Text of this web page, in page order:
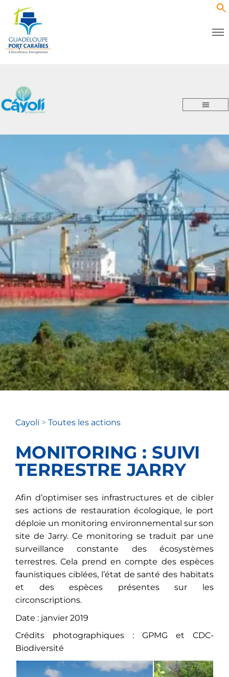
Cayoli > Toutes les actions
MONITORING : SUIVI
TERRESTRE JARRY
Afin d’optimiser ses infrastructures et de cibler
ses actions de restauration écologique, le port
déploie un monitoring environnemental sur son
site de Jarry. Ce monitoring se traduit par une
surveillance constante des écosystèmes
terrestres. Cela prend en compte des espèces
faunistiques ciblées, l’état de santé des habitats
et des espèces présentes sur les
circonscriptions.
Date : janvier 2019
Crédits photographiques : GPMG et CDC-
Biodiversité